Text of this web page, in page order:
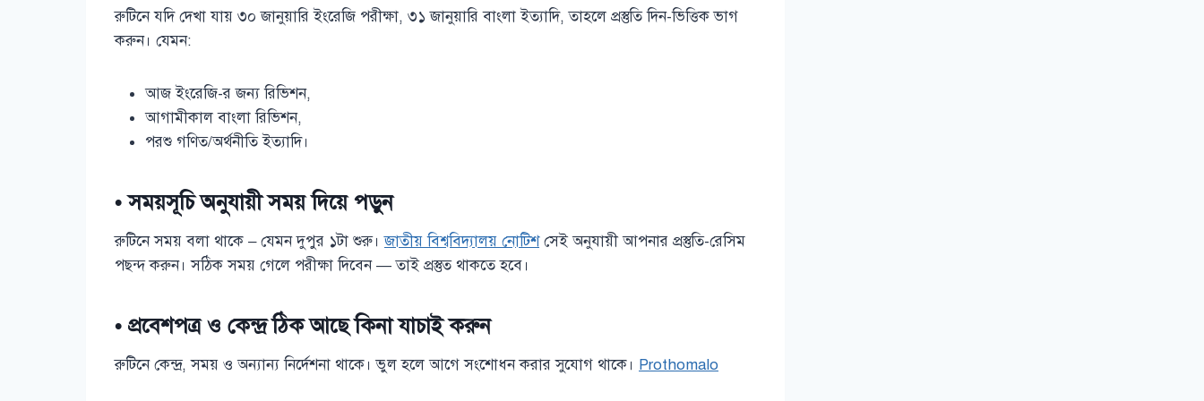
রুটিনে যদি দেখা যায় ৩০ জানুয়ারি ইংরেজি পরীক্ষা, ৩১ জানুয়ারি বাংলা ইত্যাদি, তাহলে প্রস্তুতি দিন-ভিত্তিক ভাগ
করুন। যেমন:
আজ ইংরেজি-র জন্য রিভিশন,
আগামীকাল বাংলা রিভিশন,
পরশু গণিত/অর্থনীতি ইত্যাদি।
• সময়সূচি অনুযায়ী সময় দিয়ে পড়ুন
রুটিনে সময় বলা থাকে – যেমন দুপুর ১টা শুরু।জাতীয় বিশ্ববিদ্যালয় নোটিশসেই অনুযায়ী আপনার প্রস্তুতি-রেসিম
পছন্দ করুন। সঠিক সময় গেলে পরীক্ষা দিবেন — তাই প্রস্তুত থাকতে হবে।
• প্রবেশপত্র ও কেন্দ্র ঠিক আছে কিনা যাচাই করুন
রুটিনে কেন্দ্র, সময় ও অন্যান্য নির্দেশনা থাকে। ভুল হলে আগে সংশোধন করার সুযোগ থাকে। Prothomalo